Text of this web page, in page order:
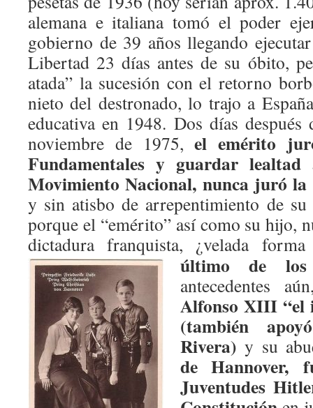
alemana e italiana tomó el poder
gobierno de 39 años llegando
Libertad 23 días antes de su óbito,
atada” la sucesión con el retorno
nieto del destronado, lo trajo a
educativa en 1948. Dos días
noviembre de 1975,el emérito
Fundamentales y guardar
Movimiento Nacional, nunca juró la
y sin atisbo de arrepentimiento de su
porque el “emérito” así como su hijo,
dictadura franquista, ¿velada
último de los
antecedentes
Alfonso XIII “el
(también
Rivera) y su
de Hannover,
Juventudes